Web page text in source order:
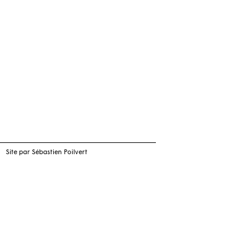
Site par Sébastien Poilvert